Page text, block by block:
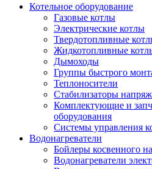
Котельное оборудование
Газовые котлы
Электрические котлы
Твердотопливные
Жидкотопливные
Дымоходы
Группы быстрого
Теплоносители
Стабилизаторы
Комплектующие и
оборудования
Системы управления
Водонагреватели
Бойлеры косвенного
Водонагреватели